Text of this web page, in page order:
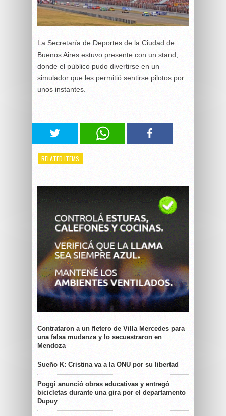
La Secretaría de Deportes de la Ciudad de
Buenos Aires estuvo presente con un stand,
donde el público pudo divertirse en un
simulador que les permitió sentirse pilotos por
unos instantes.
RELATED ITEMS
Contrataron a un fletero de Villa Mercedes para
una falsa mudanza y lo secuestraron en
Mendoza
Sueño K: Cristina va a la ONU por su libertad
Poggi anunció obras educativas y entregó
bicicletas durante una gira por el departamento
Dupuy